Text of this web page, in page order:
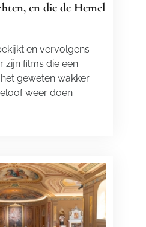
en die de Hemel
en vervolgens
zijn films die een
geweten wakker
weer doen